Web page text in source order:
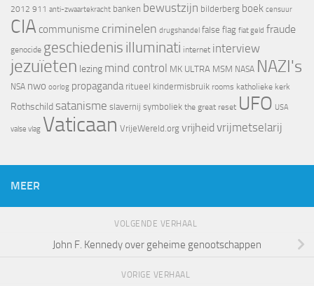
2012 911 anti-zwaartekracht banken bewustzijn bilderberg boek censuur
CIA communisme criminelen drugshandel false flag fiat geld fraude
genocide geschiedenis illuminati internet interview
jezuïeten lezing mind control MK ULTRA MSM NASA NAZI's
NSA nwo oorlog propaganda ritueel kindermisbruik rooms katholieke kerk
Rothschild satanisme slavernij symboliek the great reset UFO USA
valse vlag Vaticaan VrijeWereld.org vrijheid vrijmetselarij
MEER
VOLGENDE VERHAAL
John F. Kennedy over geheime genootschappen
VORIGE VERHAAL